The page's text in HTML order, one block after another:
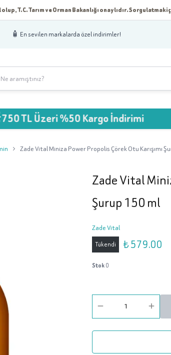
T.C. Tarım ve Orman Bakanlığı onaylıdır. Sorgulatmak
🧴 En sevilen markalarda özel indirimler!
TL Üzeri %50 Kargo İndirimi
Zade Vital Miniza Power Propolis Çörek Otu Karışımı
Zade Vital
Şurup 150 ml
Zade Vital
Tükendi ₺ 579.00
Stok0